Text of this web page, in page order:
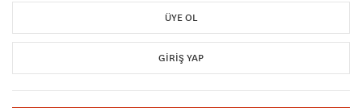
ÜYE OL
GIRIŞ YAP